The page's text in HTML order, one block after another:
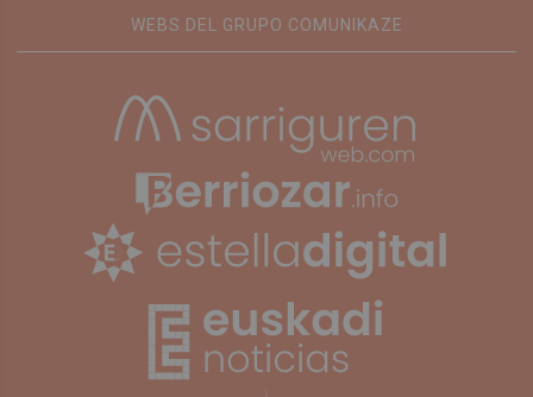
WEBS DEL GRUPO COMUNIKAZE